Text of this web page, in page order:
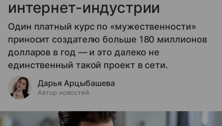
интернет-индустрии
Один платный курс по «мужественности»
приносит создателю больше 180 миллионов
долларов в год — и это далеко не
единственный такой проект в сети.
Дарья Арцыбашева
Автор новостей